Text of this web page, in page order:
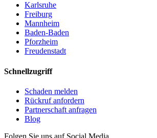
Karlsruhe
Freiburg
Mannheim
Baden-Baden
Pforzheim
Freudenstadt
Schnellzugriff
Schaden melden
Rückruf anfordern
Partnerschaft anfragen
Blog
Folgen Sie uns auf Social Media